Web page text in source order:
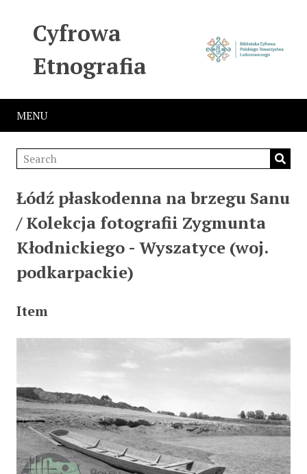
Cyfrowa
Etnografia
MENU
Łódź płaskodenna na brzegu Sanu
/ Kolekcja fotografii Zygmunta
Kłodnickiego - Wyszatyce (woj.
podkarpackie)
Item